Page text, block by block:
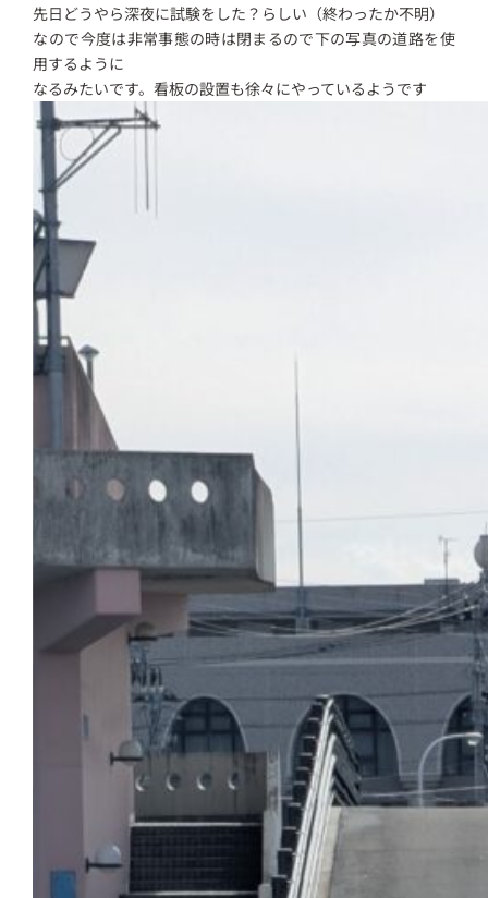
先日どうやら深夜に試験をした？らしい（終わったか不明）
なので今度は非常事態の時は閉まるので下の写真の道路を使
用するように
なるみたいです。看板の設置も徐々にやっているようです